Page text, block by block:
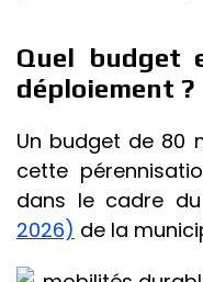
Quel budget
déploiement ?
Un budget de 80
cette
dans le cadre du
2026) de la